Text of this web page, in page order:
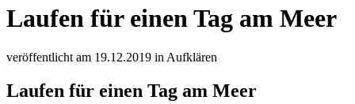
Laufen für einen Tag am Meer
veröffentlicht am 19.12.2019 in Aufklären
Laufen für einen Tag am Meer